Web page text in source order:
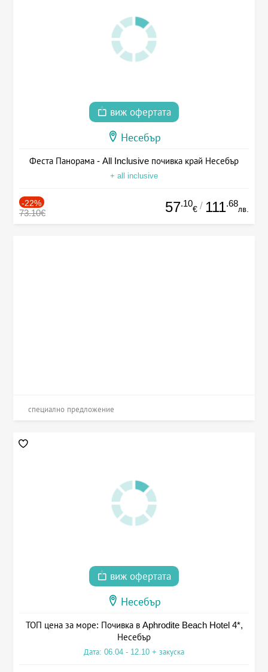
виж офертата
Несебър
Феста Панорама - All Inclusive почивка край Несебър
+ all inclusive
-22%
73.10€ 57.10
€ / 111.68
лв.
специално предложение
виж офертата
Несебър
ТОП цена за море: Почивка в Aphrodite Beach Hotel 4*,
Несебър
Дата: 06.04 - 12.10 + закуска